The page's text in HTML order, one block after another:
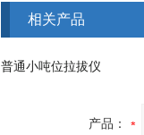
相关产品
普通小吨位拉拔仪
产品：